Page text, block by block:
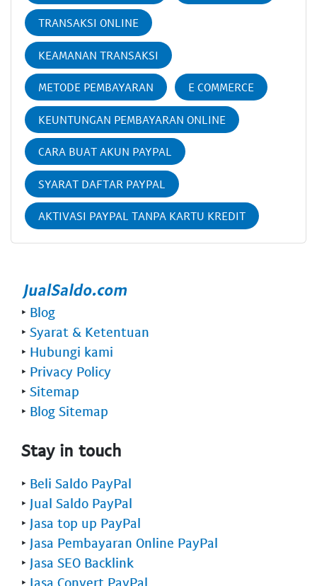
TRANSAKSI ONLINE
KEAMANAN TRANSAKSI
METODE PEMBAYARAN E COMMERCE
KEUNTUNGAN PEMBAYARAN ONLINE
CARA BUAT AKUN PAYPAL
SYARAT DAFTAR PAYPAL
AKTIVASI PAYPAL TANPA KARTU KREDIT
‣ Blog
‣ Syarat & Ketentuan
‣ Hubungi kami
‣ Privacy Policy
‣ Sitemap
‣ Blog Sitemap
Stay in touch
‣ Beli Saldo PayPal
‣ Jual Saldo PayPal
‣ Jasa top up PayPal
‣ Jasa Pembayaran Online PayPal
‣ Jasa SEO Backlink
‣ Jasa Convert PayPal